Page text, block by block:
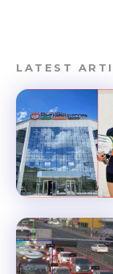
LATEST